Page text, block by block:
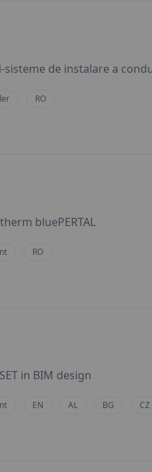
sisteme de instalare a
RO
bluePERTAL
RO
in BIM design
EN AL BG CZ